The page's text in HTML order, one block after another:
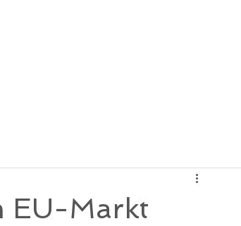
EU-Markt